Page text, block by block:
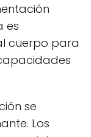
es
cuerpo para
se
Los